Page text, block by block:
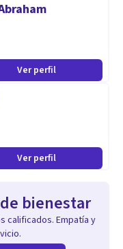
Ver perfil
Ver perfil
bienestar
calificados. Empatía y